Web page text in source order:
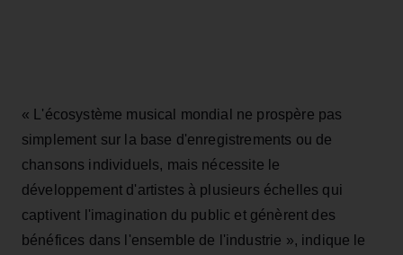
« L'écosystème musical mondial ne prospère pas
simplement sur la base d'enregistrements ou de
chansons individuels, mais nécessite le
développement d'artistes à plusieurs échelles qui
captivent l'imagination du public et génèrent des
bénéfices dans l'ensemble de l'industrie », indique le